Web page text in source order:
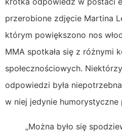
przerobione zdjęcie Martina
którym powiększono nos
MMA spotkała się z różnymi
społecznościowych.
odpowiedzi była
w niej jedynie
„Można było się